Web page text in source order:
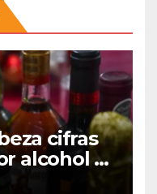
cifras
alcohol a